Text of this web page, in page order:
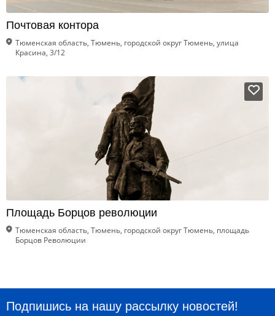
Почтовая контора
Тюменская область, Тюмень, городской округ Тюмень, улица
Красина, 3/12
Площадь Борцов революции
Тюменская область, Тюмень, городской округ Тюмень, площадь
Борцов Революции
Подпишись на нашу рассылку новостей!